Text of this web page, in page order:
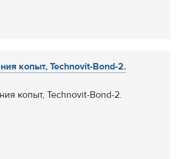
копыт, Technovit-Bond-2.
копыт, Technovit-Bond-2.